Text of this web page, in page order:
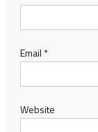
Email *
Website